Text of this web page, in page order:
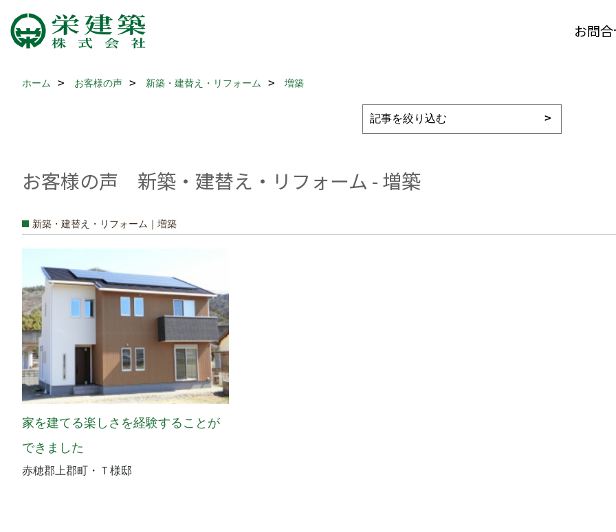
お問
ホーム お客様の声 新築・建替え・リフォーム 増築
お客様の声 新築・建替え・リフォーム - 増築
新築・建替え・リフォーム｜増築
家を建てる楽しさを経験することが
できました
赤穂郡上郡町・Ｔ様邸